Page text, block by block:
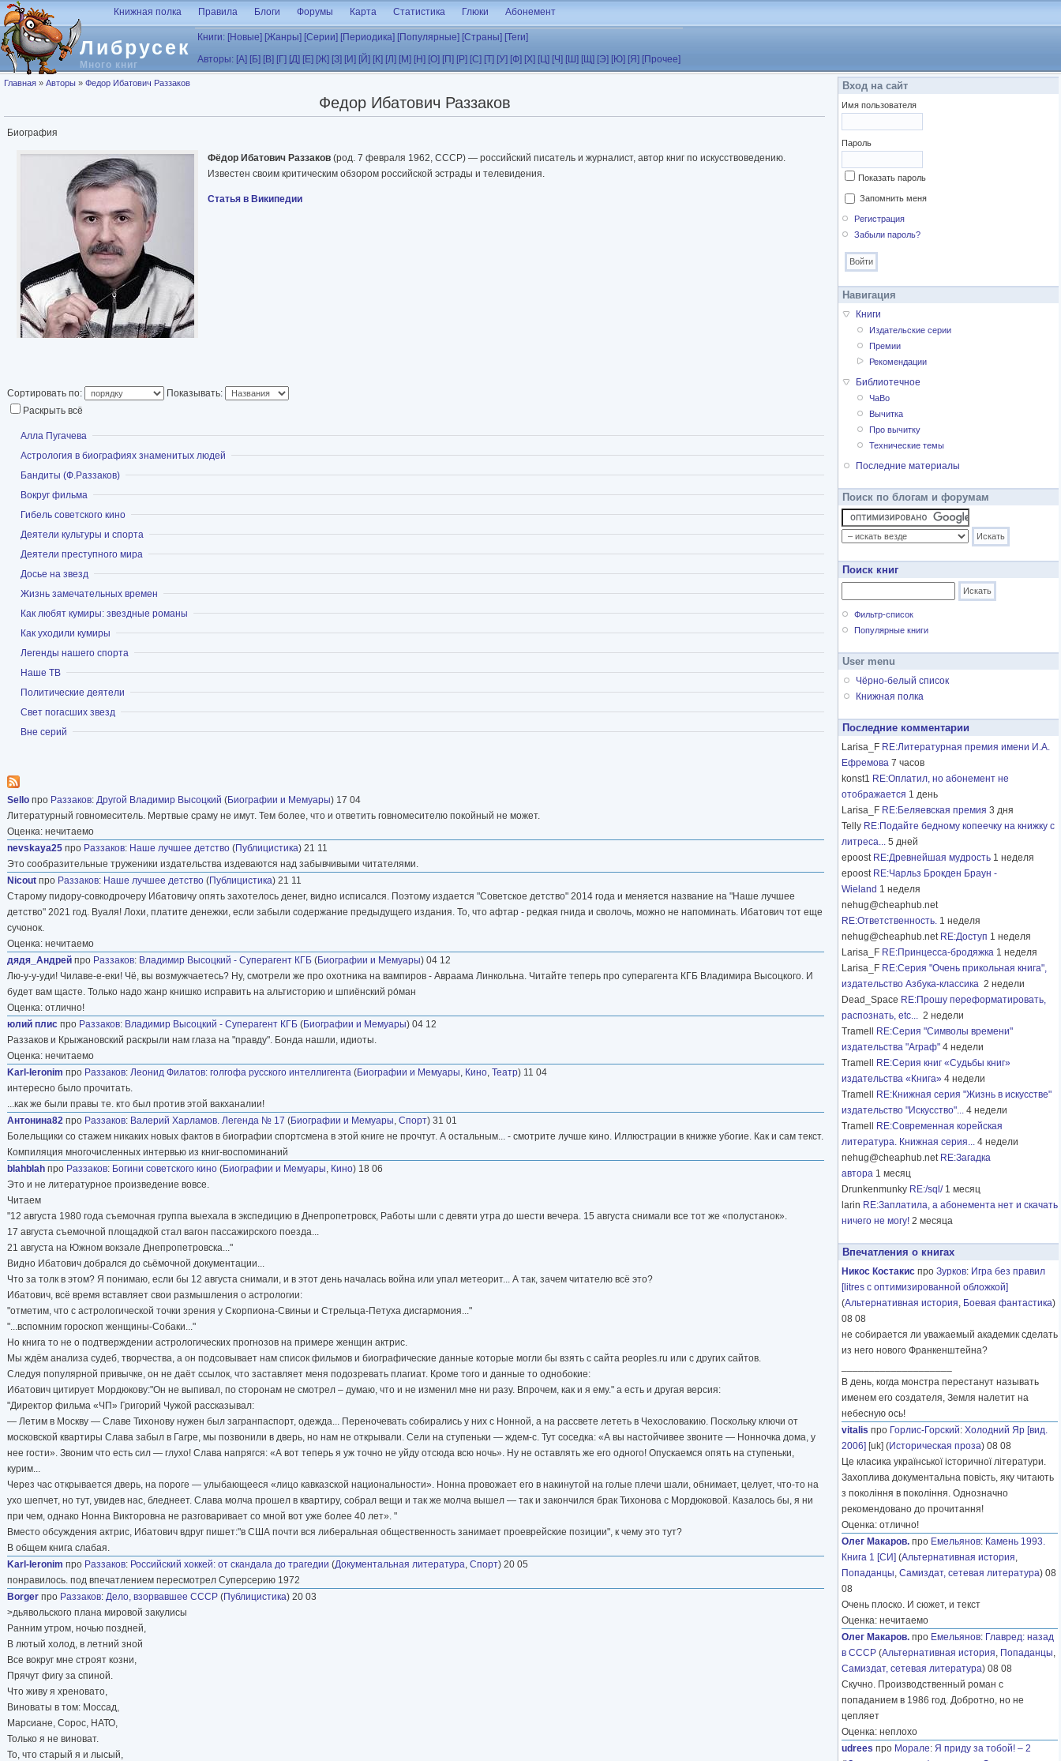
Перейти к основному содержанию
Либрусек
Много книг
Книжная полка Правила Блоги Форумы Карта Статистика Глюки Абонемент
Книги: [Новые] [Жанры] [Серии] [Периодика] [Популярные] [Страны] [Теги]
Авторы: [А] [Б] [В] [Г] [Д] [Е] [Ж] [З] [И] [Й] [К] [Л] [М] [Н] [О] [П] [Р] [С] [Т] [У] [Ф] [Х] [Ц] [Ч] [Ш] [Щ] [Э] [Ю] [Я] [Прочее]
Вы здесь
Главная » Авторы » Федор Ибатович Раззаков
Федор Ибатович Раззаков
Биография
Фёдор Ибатович Раззаков (род. 7 февраля 1962, СССР) — российский писатель и журналист, автор книг по искусствоведению.
Известен своим критическим обзором российской эстрады и телевидения.
Статья в Википедии
Сортировать по:
Показывать:
Раскрыть всё
Показать
Алла Пугачева
Показать
Астрология в биографиях знаменитых людей
Показать
Бандиты (Ф.Раззаков)
Показать
Вокруг фильма
Показать
Гибель советского кино
Показать
Деятели культуры и спорта
Показать
Деятели преступного мира
Показать
Досье на звезд
Показать
Жизнь замечательных времен
Показать
Как любят кумиры: звездные романы
Показать
Как уходили кумиры
Показать
Легенды нашего спорта
Показать
Наше ТВ
Показать
Политические деятели
Показать
Свет погасших звезд
Показать
Вне серий
Sello про Раззаков: Другой Владимир Высоцкий (Биографии и Мемуары) 17 04
Литературный говномеситель. Мертвые сраму не имут. Тем более, что и ответить говномесителю покойный не может.
Оценка: нечитаемо
nevskaya25 про Раззаков: Наше лучшее детство (Публицистика) 21 11
Это сообразительные труженики издательства издеваются над забывчивыми читателями.
Nicout про Раззаков: Наше лучшее детство (Публицистика) 21 11
Старому пидору-совкодрочеру Ибатовичу опять захотелось денег, видно исписался. Поэтому издается "Советское детство" 2014 года и меняется название на "Наше лучшее
детство" 2021 год. Вуаля! Лохи, платите денежки, если забыли содержание предыдущего издания. То, что афтар - редкая гнида и сволочь, можно не напоминать. Ибатович тот еще
сучонок.
Оценка: нечитаемо
дядя_Андрей про Раззаков: Владимир Высоцкий - Суперагент КГБ (Биографии и Мемуары) 04 12
Лю-у-у-уди! Чилаве-е-еки! Чё, вы возмужчаетесь? Ну, смотрели же про охотника на вампиров - Авраама Линкольна. Читайте теперь про суперагента КГБ Владимира Высоцкого. И
будет вам щасте. Только надо жанр книшко исправить на альтисторию и шпиёнский ро́ман
Оценка: отлично!
юлий плис про Раззаков: Владимир Высоцкий - Суперагент КГБ (Биографии и Мемуары) 04 12
Раззаков и Крыжановский раскрыли нам глаза на "правду". Бонда нашли, идиоты.
Оценка: нечитаемо
Karl-Ieronim про Раззаков: Леонид Филатов: голгофа русского интеллигента (Биографии и Мемуары, Кино, Театр) 11 04
интересно было прочитать.
...как же были правы те. кто был против этой вакханалии!
Антонина82 про Раззаков: Валерий Харламов. Легенда № 17 (Биографии и Мемуары, Спорт) 31 01
Болельщики со стажем никаких новых фактов в биографии спортсмена в этой книге не прочтут. А остальным... - смотрите лучше кино. Иллюстрации в книжке убогие. Как и сам текст.
Компиляция многочисленных интервью из книг-воспоминаний
blahblah про Раззаков: Богини советского кино (Биографии и Мемуары, Кино) 18 06
Это и не литературное произведение вовсе.
Читаем
"12 августа 1980 года съемочная группа выехала в экспедицию в Днепропетровск, Работы шли с девяти утра до шести вечера. 15 августа снимали все тот же «полустанок».
17 августа съемочной площадкой стал вагон пассажирского поезда...
21 августа на Южном вокзале Днепропетровска..."
Видно Ибатович добрался до сьёмочной документации...
Что за толк в этом? Я понимаю, если бы 12 августа снимали, и в этот день началась война или упал метеорит... А так, зачем читателю всё это?
Ибатович, всё время вставляет свои размышления о астрологии:
"отметим, что с астрологической точки зрения у Скорпиона-Свиньи и Стрельца-Петуха дисгармония..."
"...вспомним гороскоп женщины-Собаки..."
Но книга то не о подтверждении астрологических прогнозов на примере женщин актрис.
Мы ждём анализа судеб, творчества, а он подсовывает нам список фильмов и биографические данные которые могли бы взять с сайта peoples.ru или с других сайтов.
Следуя популярной привычке, он не даёт ссылок, что заставляет меня подозревать плагиат. Кроме того и данные то однобокие:
Ибатович цитирует Мордюкову:"Он не выпивал, по сторонам не смотрел – думаю, что и не изменил мне ни разу. Впрочем, как и я ему." а есть и другая версия:
"Директор фильма «ЧП» Григорий Чужой рассказывал:
— Летим в Москву — Славе Тихонову нужен был загранпаспорт, одежда... Переночевать собирались у них с Нонной, а на рассвете лететь в Чехословакию. Поскольку ключи от
московской квартиры Слава забыл в Гагре, мы позвонили в дверь, но нам не открывали. Сели на ступеньки — ждем-с. Тут соседка: «А вы настойчивее звоните — Нонночка дома, у
нее гости». Звоним что есть сил — глухо! Слава напрягся: «А вот теперь я уж точно не уйду отсюда всю ночь». Ну не оставлять же его одного! Опускаемся опять на ступеньки,
курим...
Через час открывается дверь, на пороге — улыбающееся «лицо кавказской национальности». Нонна провожает его в накинутой на голые плечи шали, обнимает, целует, что-то на
ухо шепчет, но тут, увидев нас, бледнеет. Слава молча прошел в квартиру, собрал вещи и так же молча вышел — так и закончился брак Тихонова с Мордюковой. Казалось бы, я ни
при чем, однако Нонна Викторовна не разговаривает со мной вот уже более 40 лет». "
Вместо обсуждения актрис, Ибатович вдруг пишет:"в США почти вся либеральная общественность занимает проеврейские позиции", к чему это тут?
В общем книга слабая.
Karl-Ieronim про Раззаков: Российский хоккей: от скандала до трагедии (Документальная литература, Спорт) 20 05
понравилось. под впечатлением пересмотрел Суперсерию 1972
Borger про Раззаков: Дело, взорвавшее СССР (Публицистика) 20 03
>дьявольского плана мировой закулисы
Ранним утром, ночью поздней,
В лютый холод, в летний зной
Все вокруг мне строят козни,
Прячут фигу за спиной.
Что живу я хреновато,
Виноваты в том: Моссад,
Марсиане, Сорос, НАТО,
Только я не виноват.
То, что старый я и лысый,
Вход на сайт
Имя пользователя
Пароль
Показать пароль
Запомнить меня
Регистрация
Забыли пароль?
Навигация
Книги
Издательские серии
Премии
Рекомендации
Библиотечное
ЧаВо
Вычитка
Про вычитку
Технические темы
Последние материалы
Поиск по блогам и форумам
Поиск книг
Фильтр-список
Популярные книги
User menu
Чёрно-белый список
Книжная полка
Последние комментарии
Larisa_F RE:Литературная премия имени И.А.
Ефремова 7 часов
konst1 RE:Оплатил, но абонемент не
отображается 1 день
Larisa_F RE:Беляевская премия 3 дня
Telly RE:Подайте бедному копеечку на книжку с
литреса... 5 дней
epoost RE:Древнейшая мудрость 1 неделя
epoost RE:Чарльз Брокден Браун -
Wieland 1 неделя
nehug@cheaphub.net
RE:Ответственность. 1 неделя
nehug@cheaphub.net RE:Доступ 1 неделя
Larisa_F RE:Принцесса-бродяжка 1 неделя
Larisa_F RE:Серия "Очень прикольная книга",
издательство Азбука-классика 2 недели
Dead_Space RE:Прошу переформатировать,
распознать, etc... 2 недели
Tramell
RE:Серия "Символы времени"
издательства "Аграф" 4 недели
Tramell
RE:Серия книг «Судьбы книг»
издательства «Книга» 4 недели
Tramell
RE:Книжная серия "Жизнь в искусстве"
издательство "Искусство"... 4 недели
Tramell
RE:Современная корейская
литература. Книжная серия... 4 недели
nehug@cheaphub.net RE:Загадка
автора 1 месяц
Drunkenmunky RE:/sql/ 1 месяц
larin RE:Заплатила, а абонемента нет и скачать
ничего не могу! 2 месяца
Впечатления о книгах
Никос Костакис про Зурков: Игра без правил
[litres с оптимизированной обложкой]
(Альтернативная история, Боевая фантастика)
08 08
не собирается ли уважаемый академик сделать
из него нового Франкенштейна?
В день, когда монстра перестанут называть
именем его создателя, Земля налетит на
небесную ось!
vitalis про Горлис-Горский: Холодний Яр [вид.
2006] [uk] (Историческая проза) 08 08
Це класика української історичної літератури.
Захоплива документальна повість, яку читають
з покоління в покоління. Однозначно
рекомендовано до прочитання!
Оценка: отлично!
Олег Макаров. про Емельянов: Камень 1993.
Книга 1 [СИ] (Альтернативная история,
Попаданцы, Самиздат, сетевая литература) 08
08
Очень плоско. И сюжет, и текст
Оценка: нечитаемо
Олег Макаров. про Емельянов: Главред: назад
в СССР (Альтернативная история, Попаданцы,
Самиздат, сетевая литература) 08 08
Скучно. Производственный роман с
попаданием в 1986 год. Добротно, но не
цепляет
Оценка: неплохо
udrees про Морале: Я приду за тобой! – 2